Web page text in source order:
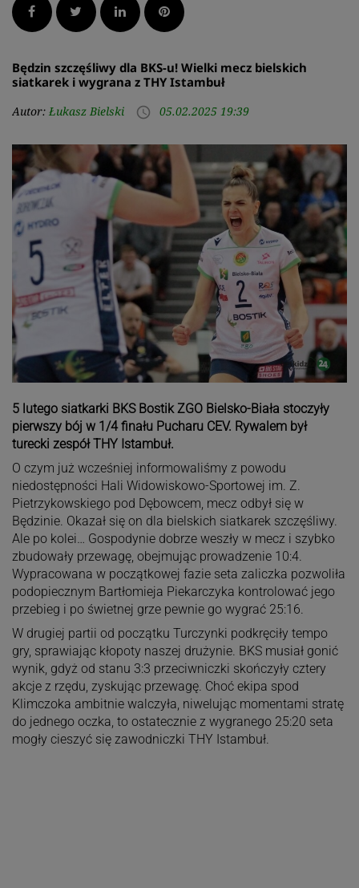
Facebook Twitter LinkedInPinterest
Będzin szczęśliwy dla BKS-u! Wielki mecz bielskich
siatkarek i wygrana z THY Istambuł
Autor: Łukasz Bielski access_time 05.02.2025 19:39
5 lutego siatkarki BKS Bostik ZGO Bielsko-Biała stoczyły
pierwszy bój w 1/4 finału Pucharu CEV. Rywalem był
turecki zespół THY Istambuł.
O czym już wcześniej informowaliśmy z powodu
niedostępności Hali Widowiskowo-Sportowej im. Z.
Pietrzykowskiego pod Dębowcem, mecz odbył się w
Będzinie. Okazał się on dla bielskich siatkarek szczęśliwy.
Ale po kolei… Gospodynie dobrze weszły w mecz i szybko
zbudowały przewagę, obejmując prowadzenie 10:4.
Wypracowana w początkowej fazie seta zaliczka pozwoliła
podopiecznym Bartłomieja Piekarczyka kontrolować jego
przebieg i po świetnej grze pewnie go wygrać 25:16.
W drugiej partii od początku Turczynki podkręciły tempo
gry, sprawiając kłopoty naszej drużynie. BKS musiał gonić
wynik, gdyż od stanu 3:3 przeciwniczki skończyły cztery
akcje z rzędu, zyskując przewagę. Choć ekipa spod
Klimczoka ambitnie walczyła, niwelując momentami stratę
do jednego oczka, to ostatecznie z wygranego 25:20 seta
mogły cieszyć się zawodniczki THY Istambuł.